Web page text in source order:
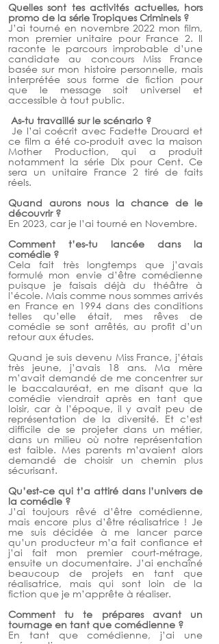
Quelles sont tes activités actuelles, hors
promo de la série Tropiques Criminels ?
J’ai tourné en novembre 2022 mon film,
mon premier unitaire pour France 2. Il
raconte le parcours improbable d’une
candidate au concours Miss France
basée sur mon histoire personnelle, mais
interprétée sous forme de fiction pour
que le message soit universel et
accessible à tout public.
As-tu travaillé sur le scénario ?
Je l’ai coécrit avec Fadette Drouard et
ce film a été co-produit avec la maison
Mother Production, qui a produit
notamment la série Dix pour Cent. Ce
sera un unitaire France 2 tiré de faits
réels.
Quand aurons nous la chance de le
découvrir ?
En 2023, car je l’ai tourné en Novembre.
Comment t’es-tu lancée dans la
comédie ?
Cela fait très longtemps que j’avais
formulé mon envie d’être comédienne
puisque je faisais déjà du théâtre à
l’école. Mais comme nous sommes arrivés
en France en 1994 dans des conditions
telles qu’elle était, mes rêves de
comédie se sont arrêtés, au profit d’un
retour aux études.
Quand je suis devenu Miss France, j’étais
très jeune, j’avais 18 ans. Ma mère
m’avait demandé de me concentrer sur
le baccalauréat, en me disant que la
comédie viendrait après en tant que
loisir, car à l’époque, il y avait peu de
représentation de la diversité. Et c’est
difficile de se projeter dans un métier,
dans un milieu où notre représentation
est faible. Mes parents m’avaient alors
demandé de choisir un chemin plus
sécurisant.
Qu’est-ce qui t’a attiré dans l’univers de
la comédie ?
J’ai toujours rêvé d’être comédienne,
mais encore plus d’être réalisatrice ! Je
me suis décidée à me lancer parce
qu’un producteur m’a fait confiance et
j’ai fait mon premier court-métrage,
ensuite un documentaire. J’ai enchaîné
beaucoup de projets en tant que
réalisatrice, mais qui sont loin de la
fiction que je m’apprête à réaliser.
Comment tu te prépares avant un
tournage en tant que comédienne ?
En tant que comédienne, j’ai une